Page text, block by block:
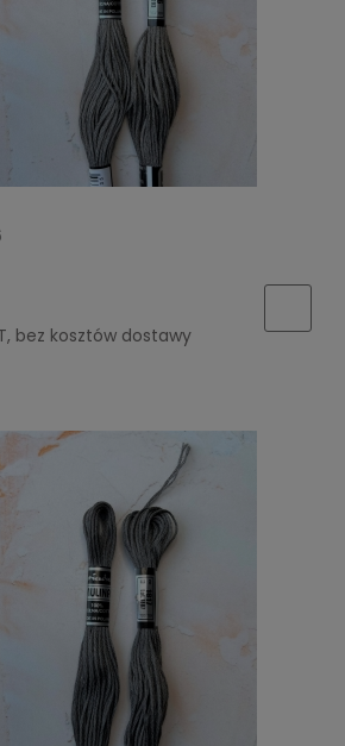
bez kosztów dostawy